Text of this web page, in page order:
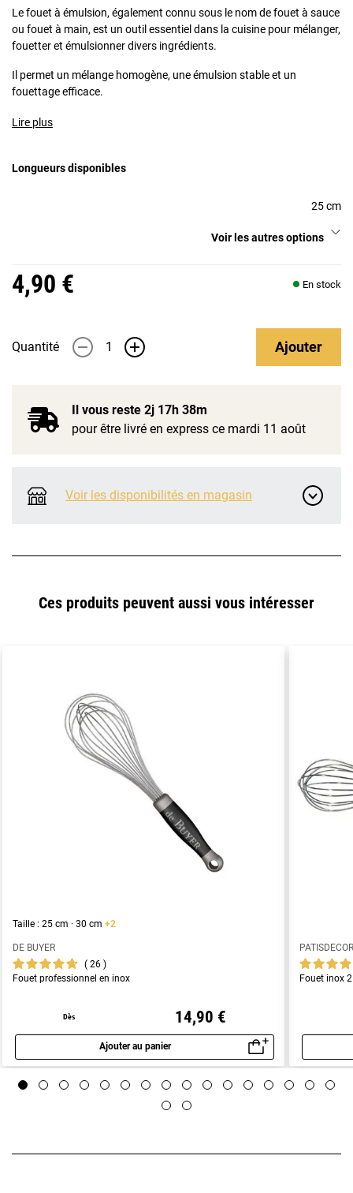
Le fouet à émulsion, également connu sous le nom de fouet à sauce
ou fouet à main, est un outil essentiel dans la cuisine pour mélanger,
fouetter et émulsionner divers ingrédients.
Il permet un mélange homogène, une émulsion stable et un
fouettage efficace.
Lire plus
Longueurs disponibles
25 cm
Voir les autres options
4,90 € En stock
Quantité - + Ajouter
Il vous reste 2j 17h 38m
pour être livré en express ce mardi 11 août
Voir les disponibilités en magasin
Ces produits peuvent aussi vous intéresser
Taille : 25 cm · 30 cm +2
DE BUYER
26
Fouet professionnel en inox
Dès 14,90 €
Ajouter au panier
Aperçu rapide
Fouet inox